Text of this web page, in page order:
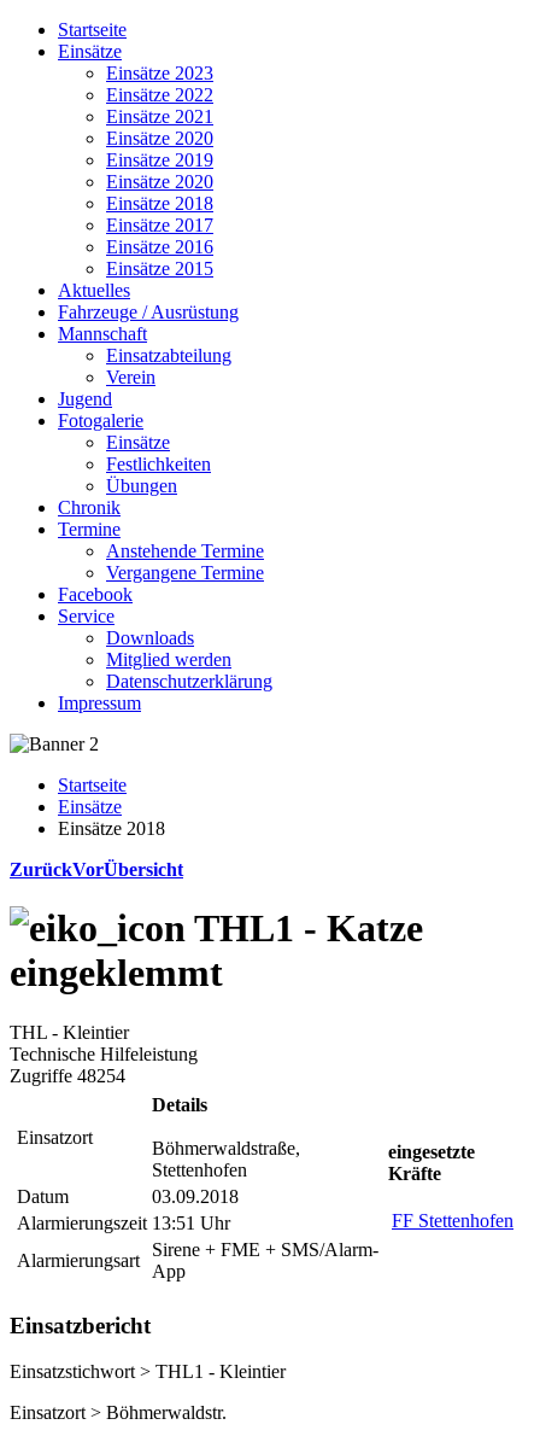
Startseite
Einsätze
Einsätze 2023
Einsätze 2022
Einsätze 2021
Einsätze 2020
Einsätze 2019
Einsätze 2020
Einsätze 2018
Einsätze 2017
Einsätze 2016
Einsätze 2015
Aktuelles
Fahrzeuge / Ausrüstung
Mannschaft
Einsatzabteilung
Verein
Jugend
Fotogalerie
Einsätze
Festlichkeiten
Übungen
Chronik
Termine
Anstehende Termine
Vergangene Termine
Facebook
Service
Downloads
Mitglied werden
Datenschutzerklärung
Impressum
Startseite
Einsätze
Einsätze 2018
ZurückVorÜbersicht
THL1 - Katze
eingeklemmt
THL - Kleintier
Technische Hilfeleistung
Zugriffe 48254
Einsatzort
Details
Böhmerwaldstraße,
Stettenhofen
Datum
03.09.2018
Alarmierungszeit 13:51 Uhr
Alarmierungsart
Sirene + FME + SMS/Alarm-
App
eingesetzte
Kräfte
FF Stettenhofen
Einsatzbericht
Einsatzstichwort > THL1 - Kleintier
Einsatzort > Böhmerwaldstr.
Monat
JahrMonat